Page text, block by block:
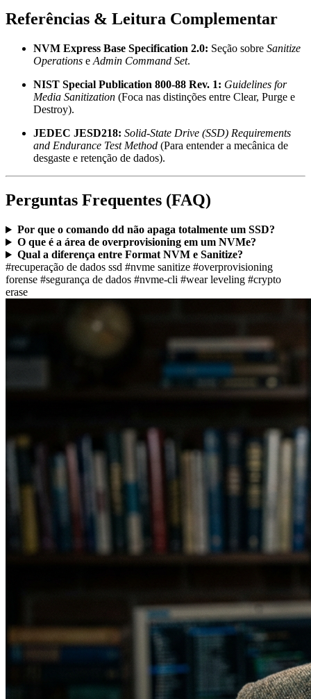
Referências & Leitura Complementar
NVM Express Base Specification 2.0: Seção sobre Sanitize
Operations e Admin Command Set.
NIST Special Publication 800-88 Rev. 1: Guidelines for
Media Sanitization (Foca nas distinções entre Clear, Purge e
Destroy).
JEDEC JESD218: Solid-State Drive (SSD) Requirements
and Endurance Test Method (Para entender a mecânica de
desgaste e retenção de dados).
Perguntas Frequentes (FAQ)
Por que o comando dd não apaga totalmente um SSD?
O que é a área de overprovisioning em um NVMe?
Qual a diferença entre Format NVM e Sanitize?
#recuperação de dados ssd #nvme sanitize #overprovisioning
forense #segurança de dados #nvme-cli #wear leveling #crypto
erase